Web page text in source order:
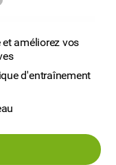
améliorez vos
d'entraînement